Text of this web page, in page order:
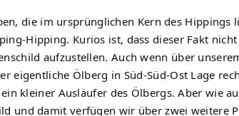
die im ursprünglichen Kern des Hippings
Hipping. Kurios ist, dass dieser Fakt
aufzustellen. Auch wenn über
eigentliche Ölberg in Süd-Süd-Ost Lage
kleiner Ausläufer des Ölbergs. Aber wie
und damit verfügen wir über zwei weitere